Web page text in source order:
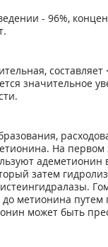
- 96%,
значительное
На первом
адеметионин
затем
метионина
может быть